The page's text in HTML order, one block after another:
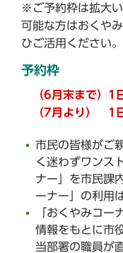
※ご予約枠は拡大
可能な方はおくや
ひご活用ください。
予約枠
（6月末まで）1
（7月より） 1
市民の皆様がご
く迷わずワンス
ナー」を市民課
ーナー」の利用
「おくやみコー
情報をもとに市
当部署の職員が